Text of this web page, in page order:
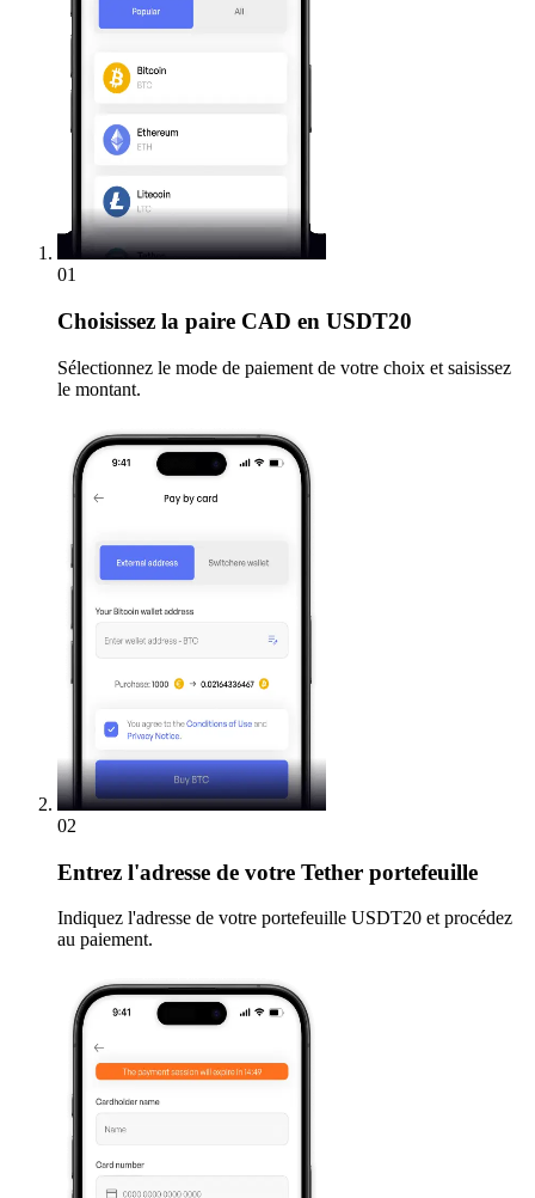
01
Choisissez la paire CAD en USDT20
Sélectionnez le mode de paiement de votre choix et saisissez
le montant.
02
Entrez l'adresse de votre Tether portefeuille
Indiquez l'adresse de votre portefeuille USDT20 et procédez
au paiement.